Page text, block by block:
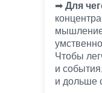
➡︎ Для
мышление
Чтобы
и
и дольше